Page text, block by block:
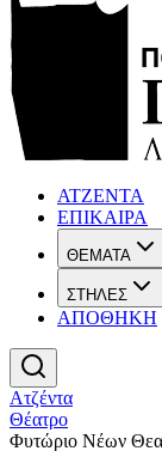
ΑΤΖΕΝΤΑ
ΕΠΙΚΑΙΡΑ
ΘΕΜΑΤΑ
ΣΤΗΛΕΣ
ΑΠΟΘΗΚΗ
Ατζέντα
Θέατρο
Φυτώριο Νέων